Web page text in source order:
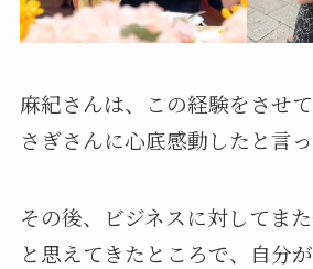
麻紀さんは、この経験をさせ
さぎさんに心底感動したと言っ
その後、ビジネスに対してま
と思えてきたところで、自分